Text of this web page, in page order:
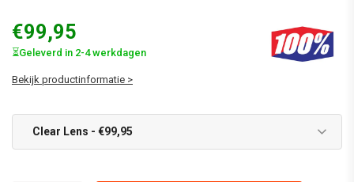
€99,95
⏳Geleverd in 2-4 werkdagen
Bekijk productinformatie >
Clear Lens - €99,95